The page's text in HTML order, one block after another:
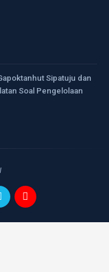
Sipatuju dan
Soal Pengelolaan